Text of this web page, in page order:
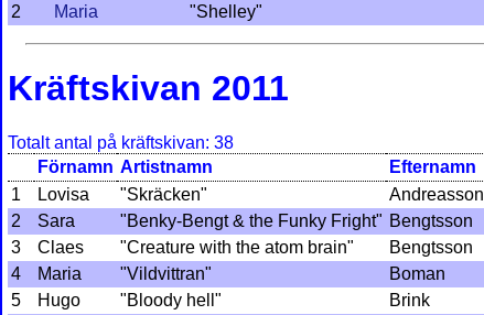
2
Maria "Shelley"
Kräftskivan 2011
Totalt antal på kräftskivan: 38
Förnamn Artistnamn
Efternamn
1
Lovisa "Skräcken"
Andreasson
2
Sara "Benky-Bengt & the Funky Fright" Bengtsson
3
Claes "Creature with the atom brain"
Bengtsson
4
Maria "Vildvittran"
Boman
5
Hugo "Bloody hell"
Brink